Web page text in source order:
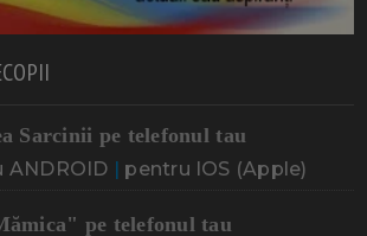
Sarcinii pe telefonul tau
ANDROID | pentru IOS (Apple)
pe telefonul tau